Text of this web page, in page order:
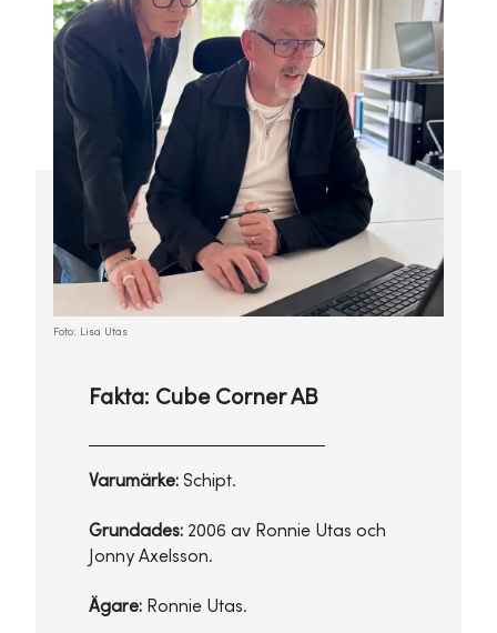
Fakta: Cube Corner AB
Varumärke: Schipt.
Grundades: 2006 av Ronnie Utas och
Jonny Axelsson.
Ägare: Ronnie Utas.
Foto: Lisa Utas